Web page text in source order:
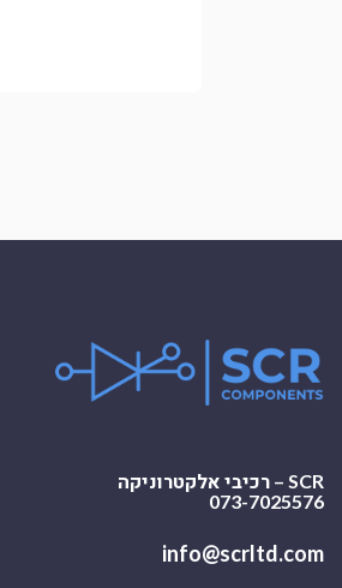
SCR – רכיבי אלקטרוניקה
073-7025576
info@scrltd.com